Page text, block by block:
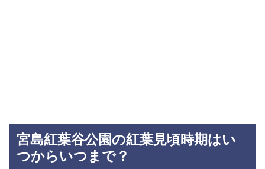
宮島紅葉谷公園の紅葉見頃時期はい
つからいつまで？